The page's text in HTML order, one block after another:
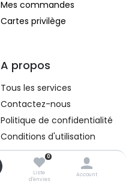
0
Liste
d'envies
Account
Mes commandes
Cartes privilège
A propos
Tous les services
Contactez-nous
Politique de confidentialité
Conditions d'utilisation